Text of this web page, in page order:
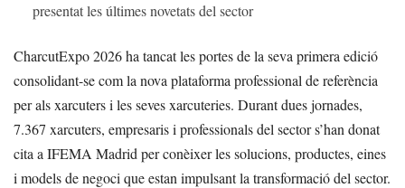
presentat les últimes novetats del sector
CharcutExpo 2026 ha tancat les portes de la seva primera edició
consolidant-se com la nova plataforma professional de referència
per als xarcuters i les seves xarcuteries. Durant dues jornades,
7.367 xarcuters, empresaris i professionals del sector s’han donat
cita a IFEMA Madrid per conèixer les solucions, productes, eines
i models de negoci que estan impulsant la transformació del sector.